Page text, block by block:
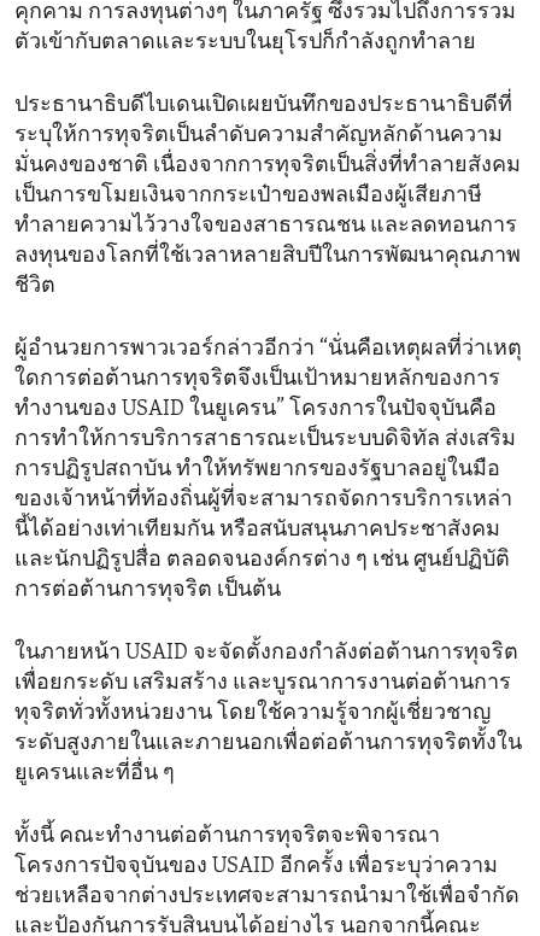
คุกคาม การลงทุนต่างๆ ในภาครัฐ ซึ่งรวมไปถึงการรวม
ตัวเข้ากับตลาดและระบบในยุโรปก็กำลังถูกทำลาย
ประธานาธิบดีไบเดนเปิดเผยบันทึกของประธานาธิบดีที่
ระบุให้การทุจริตเป็นลำดับความสำคัญหลักด้านความ
มั่นคงของชาติ เนื่องจากการทุจริตเป็นสิ่งที่ทำลายสังคม
เป็นการขโมยเงินจากกระเป๋าของพลเมืองผู้เสียภาษี
ทำลายความไว้วางใจของสาธารณชน และลดทอนการ
ลงทุนของโลกที่ใช้เวลาหลายสิบปีในการพัฒนาคุณภาพ
ชีวิต
ผู้อำนวยการพาวเวอร์กล่าวอีกว่า “นั่นคือเหตุผลที่ว่าเหตุ
ใดการต่อต้านการทุจริตจึงเป็นเป้าหมายหลักของการ
ทำงานของ USAID ในยูเครน” โครงการในปัจจุบันคือ
การทำให้การบริการสาธารณะเป็นระบบดิจิทัล ส่งเสริม
การปฏิรูปสถาบัน ทำให้ทรัพยากรของรัฐบาลอยู่ในมือ
ของเจ้าหน้าที่ท้องถิ่นผู้ที่จะสามารถจัดการบริการเหล่า
นี้ได้อย่างเท่าเทียมกัน หรือสนับสนุนภาคประชาสังคม
และนักปฏิรูปสื่อ ตลอดจนองค์กรต่าง ๆ เช่น ศูนย์ปฏิบัติ
การต่อต้านการทุจริต เป็นต้น
ในภายหน้า USAID จะจัดตั้งกองกำลังต่อต้านการทุจริต
เพื่อยกระดับ เสริมสร้าง และบูรณาการงานต่อต้านการ
ทุจริตทั่วทั้งหน่วยงาน โดยใช้ความรู้จากผู้เชี่ยวชาญ
ระดับสูงภายในและภายนอกเพื่อต่อต้านการทุจริตทั้งใน
ยูเครนและที่อื่น ๆ
ทั้งนี้ คณะทำงานต่อต้านการทุจริตจะพิจารณา
โครงการปัจจุบันของ USAID อีกครั้ง เพื่อระบุว่าความ
ช่วยเหลือจากต่างประเทศจะสามารถนำมาใช้เพื่อจำกัด
และป้องกันการรับสินบนได้อย่างไร นอกจากนี้คณะ